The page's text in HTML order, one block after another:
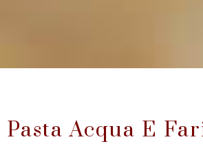
Pasta Acqua E